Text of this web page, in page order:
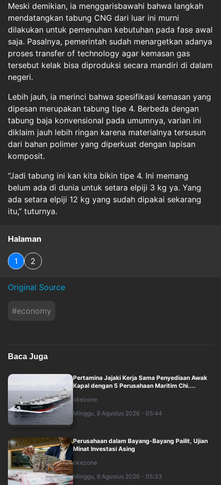
Meski demikian, ia menggarisbawahi bahwa langkah
mendatangkan tabung CNG dari luar ini murni
dilakukan untuk pemenuhan kebutuhan pada fase awal
saja. Pasalnya, pemerintah sudah menargetkan adanya
proses transfer of technology agar kemasan gas
tersebut kelak bisa diproduksi secara mandiri di dalam
negeri.
Lebih jauh, ia merinci bahwa spesifikasi kemasan yang
dipesan merupakan tabung tipe 4. Berbeda dengan
tabung baja konvensional pada umumnya, varian ini
diklaim jauh lebih ringan karena materialnya tersusun
dari bahan polimer yang diperkuat dengan lapisan
komposit.
“Jadi tabung ini kan kita bikin tipe 4. Ini memang
belum ada di dunia untuk setara elpiji 3 kg ya. Yang
ada setara elpiji 12 kg yang sudah dipakai sekarang
itu,” tuturnya.
Halaman
1 2
Original Source
#economy
Baca Juga
Pertamina Jajaki Kerja Sama Penyediaan Awak
Kapal dengan 5 Perusahaan Maritim Chi....
okezone
Minggu, 9 Agustus 2026 - 05:44
Perusahaan dalam Bayang-Bayang Pailit, Ujian
Minat Investasi Asing
okezone
Minggu, 9 Agustus 2026 - 05:33